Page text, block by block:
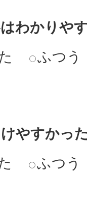
わかりや
ふつう
やすかっ
ふつう